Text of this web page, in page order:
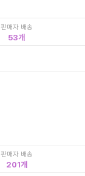
판매자 배송
53
판매자 배송
201